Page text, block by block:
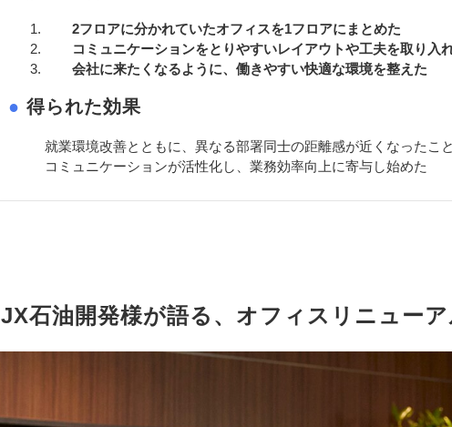
2フロアに分かれていたオフィスを1フロアにまとめた
コミュニケーションをとりやすいレイアウトや工夫を取り入
会社に来たくなるように、働きやすい快適な環境を整えた
● 得られた効果
就業環境改善とともに、異なる部署同士の距離感が近くなったこと
コミュニケーションが活性化し、業務効率向上に寄与し始めた
JX石油開発様が語る、オフィスリニュー